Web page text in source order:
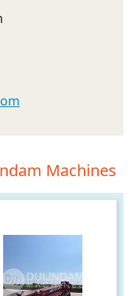
Machines